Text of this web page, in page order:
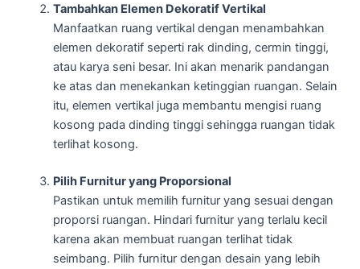
Tambahkan Elemen Dekoratif Vertikal
Manfaatkan ruang vertikal dengan menambahkan
elemen dekoratif seperti rak dinding, cermin tinggi,
atau karya seni besar. Ini akan menarik pandangan
ke atas dan menekankan ketinggian ruangan. Selain
itu, elemen vertikal juga membantu mengisi ruang
kosong pada dinding tinggi sehingga ruangan tidak
terlihat kosong.
Pilih Furnitur yang Proporsional
Pastikan untuk memilih furnitur yang sesuai dengan
proporsi ruangan. Hindari furnitur yang terlalu kecil
karena akan membuat ruangan terlihat tidak
seimbang. Pilih furnitur dengan desain yang lebih